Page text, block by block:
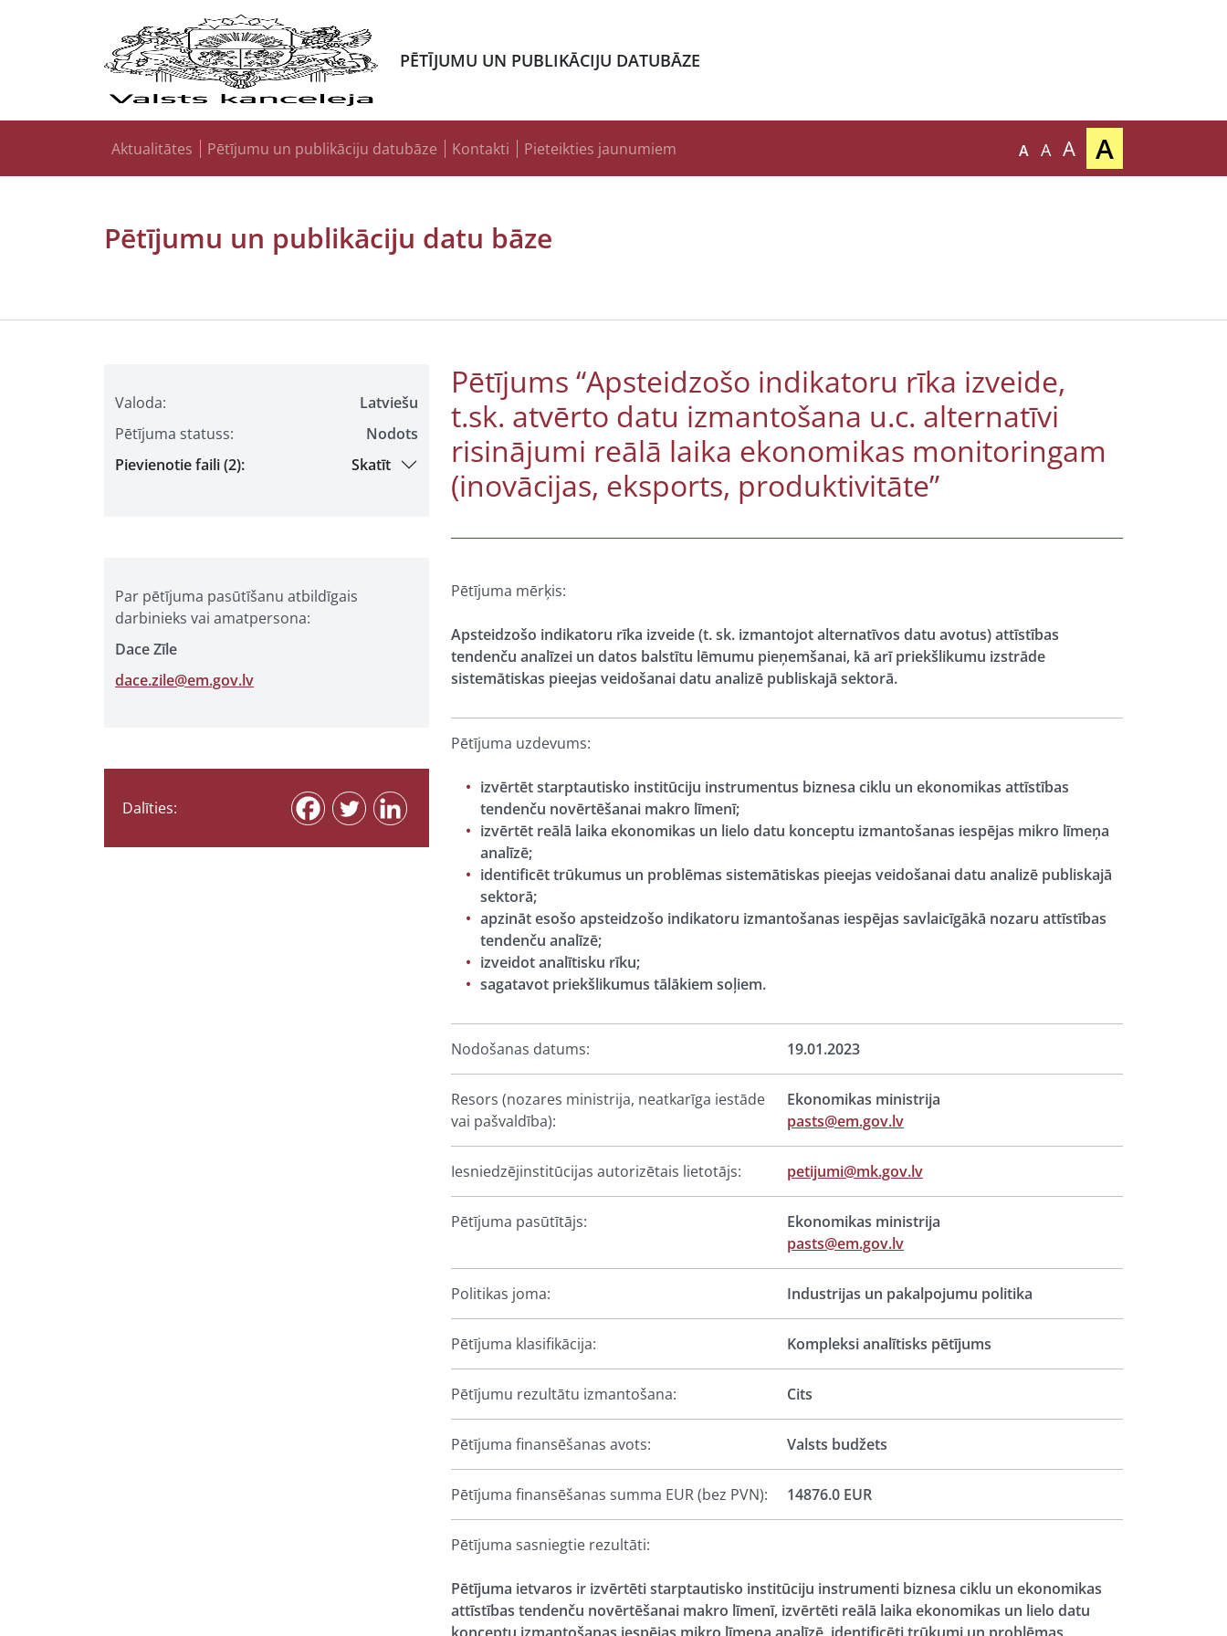
PĒTĪJUMU UN PUBLIKĀCIJU DATUBĀZE
Aktualitātes Pētījumu un publikāciju datubāze Kontakti Pieteikties jaunumiem A A A A
Pētījumu un publikāciju datu bāze
Valoda:
Latviešu
Pētījuma statuss:
Nodots
Pievienotie faili (2):
Skatīt
Par pētījuma pasūtīšanu atbildīgais
darbinieks vai amatpersona:
Dace Zīle
dace.zile@em.gov.lv
Dalīties:
Pētījums “Apsteidzošo indikatoru rīka izveide,
t.sk. atvērto datu izmantošana u.c. alternatīvi
risinājumi reālā laika ekonomikas monitoringam
(inovācijas, eksports, produktivitāte”
Pētījuma mērķis:
Apsteidzošo indikatoru rīka izveide (t. sk. izmantojot alternatīvos datu avotus) attīstības
tendenču analīzei un datos balstītu lēmumu pieņemšanai, kā arī priekšlikumu izstrāde
sistemātiskas pieejas veidošanai datu analizē publiskajā sektorā.
Pētījuma uzdevums:
izvērtēt starptautisko institūciju instrumentus biznesa ciklu un ekonomikas attīstības
tendenču novērtēšanai makro līmenī;
izvērtēt reālā laika ekonomikas un lielo datu konceptu izmantošanas iespējas mikro līmeņa
analīzē;
identificēt trūkumus un problēmas sistemātiskas pieejas veidošanai datu analizē publiskajā
sektorā;
apzināt esošo apsteidzošo indikatoru izmantošanas iespējas savlaicīgākā nozaru attīstības
tendenču analīzē;
izveidot analītisku rīku;
sagatavot priekšlikumus tālākiem soļiem.
Nodošanas datums: 19.01.2023
Resors (nozares ministrija, neatkarīga iestāde
vai pašvaldība):
Ekonomikas ministrija
pasts@em.gov.lv
Iesniedzējinstitūcijas autorizētais lietotājs: petijumi@mk.gov.lv
Pētījuma pasūtītājs:
Ekonomikas ministrija
pasts@em.gov.lv
Politikas joma: Industrijas un pakalpojumu politika
Pētījuma klasifikācija: Kompleksi analītisks pētījums
Pētījumu rezultātu izmantošana: Cits
Pētījuma finansēšanas avots: Valsts budžets
Pētījuma finansēšanas summa EUR (bez PVN): 14876.0 EUR
Pētījuma sasniegtie rezultāti:
Pētījuma ietvaros ir izvērtēti starptautisko institūciju instrumenti biznesa ciklu un ekonomikas
attīstības tendenču novērtēšanai makro līmenī, izvērtēti reālā laika ekonomikas un lielo datu